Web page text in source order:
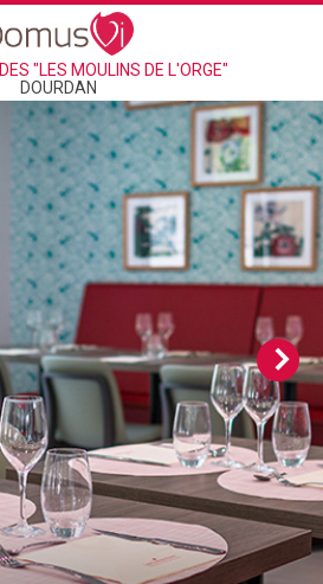
"LES MOULINS DE L'ORGE"
DOURDAN